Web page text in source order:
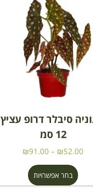
סיבלר דרופ עציץ
12 סמ
₪52.00
–
₪91.00
בחר אפשרויות